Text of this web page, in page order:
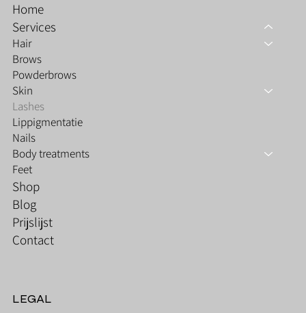
Home
Services
Hair
Brows
Powderbrows
Skin
Lashes
Lippigmentatie
Nails
Body treatments
Feet
Shop
Blog
Prijslijst
Contact
LEGAL